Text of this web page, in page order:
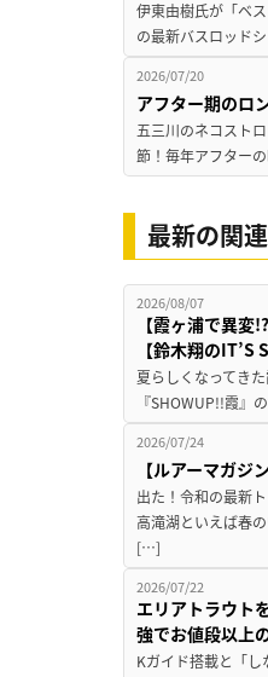
伊東由樹氏が「ベ
の最新バスロッド
2026/07/20
アフター期のロ
五三川のネコスト
節！毎年アフター
最新の関
2026/08/07
【霞ヶ浦で異
【鈴木翔のIT’S
夏らしくなってき
『SHOWUP!!霞』
2026/07/24
【ルアーマガ
出た！令和の最新
高滝湖といえば春
[…]
2026/07/22
エリアトラウト
強でお値段以上
Kガイド搭載と「